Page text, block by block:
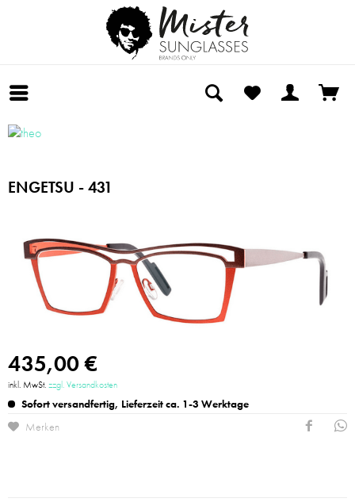
ENGETSU - 431
435,00 €
inkl. MwSt.zzgl. Versandkosten
Sofort versandfertig, Lieferzeit ca. 1-3 Werktage
Merken